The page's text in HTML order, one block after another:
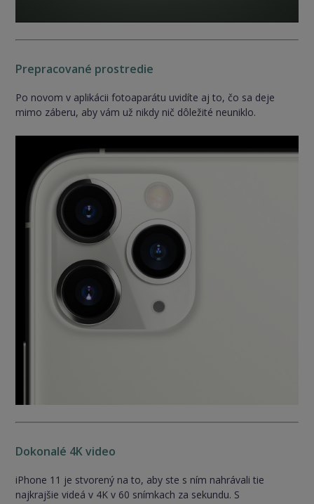
Prepracované prostredie
Po novom v aplikácii fotoaparátu uvidíte aj to, čo sa deje
mimo záberu, aby vám už nikdy nič dôležité neuniklo.
Dokonalé 4K video
iPhone 11 je stvorený na to, aby ste s ním nahrávali tie
najkrajšie videá v 4K v 60 snímkach za sekundu. S